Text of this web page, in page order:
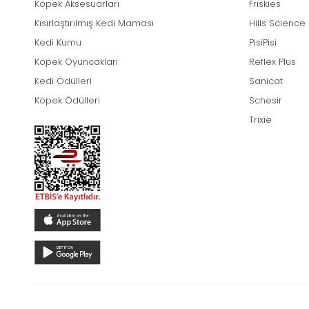
Köpek Aksesuarları
Kısırlaştırılmış Kedi Maması
Kedi Kumu
Köpek Oyuncakları
Kedi Ödülleri
Köpek Ödülleri
Friskies
Hills Science
PisiPisi
Reflex Plus
Sanicat
Schesir
Trixie